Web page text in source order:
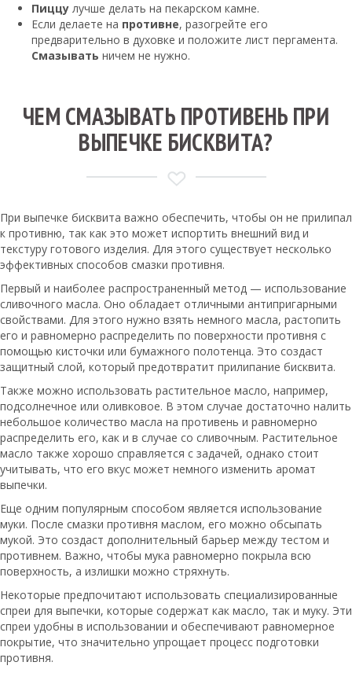
Пиццу лучше делать на пекарском камне.
Если делаете на противне, разогрейте его
предварительно в духовке и положите лист пергамента.
Смазывать ничем не нужно.
ЧЕМ СМАЗЫВАТЬ ПРОТИВЕНЬ ПРИ
ВЫПЕЧКЕ БИСКВИТА?
При выпечке бисквита важно обеспечить, чтобы он не прилипал
к противню, так как это может испортить внешний вид и
текстуру готового изделия. Для этого существует несколько
эффективных способов смазки противня.
Первый и наиболее распространенный метод — использование
сливочного масла. Оно обладает отличными антипригарными
свойствами. Для этого нужно взять немного масла, растопить
его и равномерно распределить по поверхности противня с
помощью кисточки или бумажного полотенца. Это создаст
защитный слой, который предотвратит прилипание бисквита.
Также можно использовать растительное масло, например,
подсолнечное или оливковое. В этом случае достаточно налить
небольшое количество масла на противень и равномерно
распределить его, как и в случае со сливочным. Растительное
масло также хорошо справляется с задачей, однако стоит
учитывать, что его вкус может немного изменить аромат
выпечки.
Еще одним популярным способом является использование
муки. После смазки противня маслом, его можно обсыпать
мукой. Это создаст дополнительный барьер между тестом и
противнем. Важно, чтобы мука равномерно покрыла всю
поверхность, а излишки можно стряхнуть.
Некоторые предпочитают использовать специализированные
спреи для выпечки, которые содержат как масло, так и муку. Эти
спреи удобны в использовании и обеспечивают равномерное
покрытие, что значительно упрощает процесс подготовки
противня.